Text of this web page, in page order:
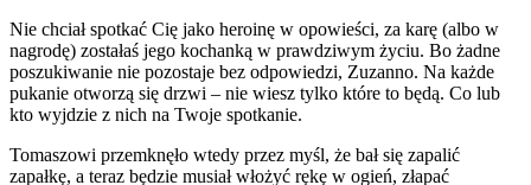
Nie chciał spotkać Cię jako heroinę w opowieści, za karę (albo w
nagrodę) zostałaś jego kochanką w prawdziwym życiu. Bo żadne
poszukiwanie nie pozostaje bez odpowiedzi, Zuzanno. Na każde
pukanie otworzą się drzwi – nie wiesz tylko które to będą. Co lub
kto wyjdzie z nich na Twoje spotkanie.
Tomaszowi przemknęło wtedy przez myśl, że bał się zapalić
zapałkę, a teraz będzie musiał włożyć rękę w ogień, złapać